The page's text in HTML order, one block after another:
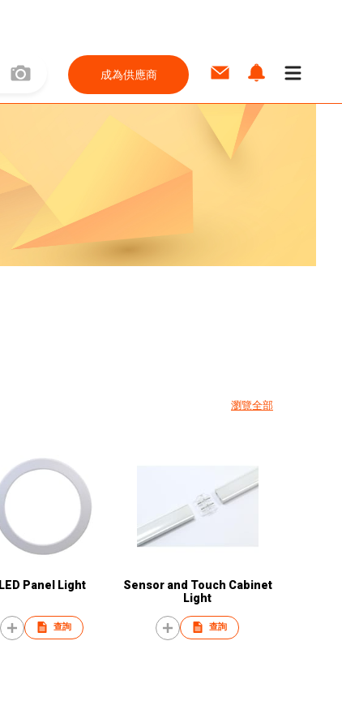
成為供應商
瀏覽全部
LED Panel Light
查詢
Sensor and Touch Cabinet
Light
查詢